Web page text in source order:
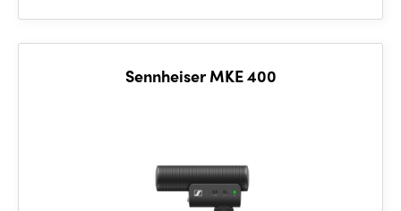
Sennheiser MKE 400